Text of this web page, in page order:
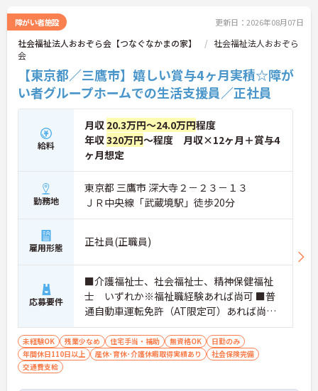
障がい者施設 更新日：2026年08月07日
社会福祉法人おおぞら会【つなぐなかまの家】
社会福祉法人おおぞら
会
【東京都／三鷹市】嬉しい賞与4ヶ月実積☆障が
い者グループホームでの生活支援員／正社員
給料
月収 20.3万円～24.0万円程度
年収320万円～程度 月収×12ヶ月＋賞与4
ヶ月想定
勤務地
東京都 三鷹市 深大寺２－２３－１３
ＪＲ中央線「武蔵境駅」徒歩20分
雇用形態 正社員(正職員)
応募要件
■介護福祉士、社会福祉士、精神保健福祉
士 いずれか※福祉職経験あれば尚可 ■普
通自動車運転免許（AT限定可）あれば尚可
＜求める人物像＞法人内でキャリアパスを
考えてもらえる方
未経験OK 残業少なめ 住宅手当・補助 無資格OK
日勤のみ
年間休日110日以上
産休･育休･介護休暇取得実績あり
社会保険完備
交通費支給